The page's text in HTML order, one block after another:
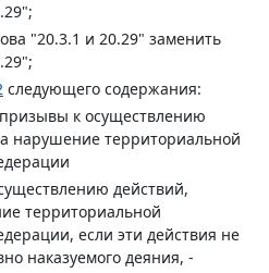
"20.3.1 и 20.29" заменить
следующего содержания:
к осуществлению
нарушение территориальной
действий,
территориальной
если эти действия не
наказуемого деяния, -